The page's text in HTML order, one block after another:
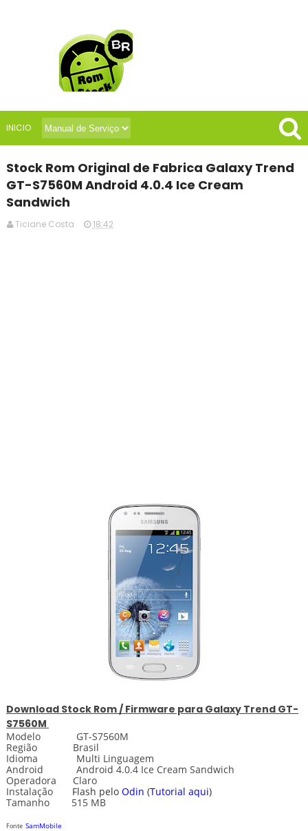
INICIO
Stock Rom Original de Fabrica Galaxy Trend
GT-S7560M Android 4.0.4 Ice Cream
Sandwich
Ticiane Costa 18:42
Download Stock Rom / Firmware para Galaxy Trend GT-
S7560M
Modelo GT-S7560M
Região Brasil
Idioma Multi Linguagem
Android Android 4.0.4 Ice Cream Sandwich
Operadora Claro
Instalação Flash pelo Odin (Tutorial aqui)
Tamanho 515 MB
Fonte SamMobile